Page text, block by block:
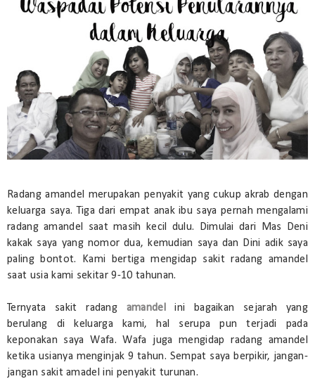
Radang amandel merupakan penyakit yang cukup akrab dengan
keluarga saya. Tiga dari empat anak ibu saya pernah mengalami
radang amandel saat masih kecil dulu. Dimulai dari Mas Deni
kakak saya yang nomor dua, kemudian saya dan Dini adik saya
paling bontot. Kami bertiga mengidap sakit radang amandel
saat usia kami sekitar 9-10 tahunan.
Ternyata sakit radang amandel
ini bagaikan sejarah yang
berulang di keluarga kami, hal serupa pun terjadi pada
keponakan saya Wafa. Wafa juga mengidap radang amandel
ketika usianya menginjak 9 tahun. Sempat saya berpikir, jangan-
jangan sakit amadel ini penyakit turunan.